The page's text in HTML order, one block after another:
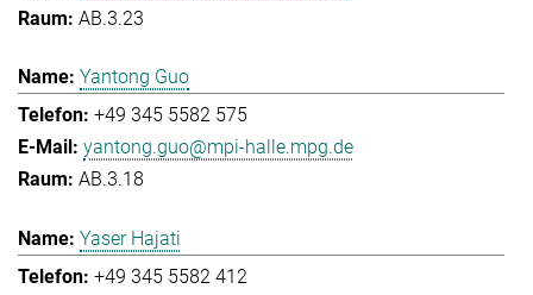
AB.3.23
Yantong Guo
+49 345 5582 575
yantong.guo@mpi-halle.mpg.de
AB.3.18
Yaser Hajati
+49 345 5582 412